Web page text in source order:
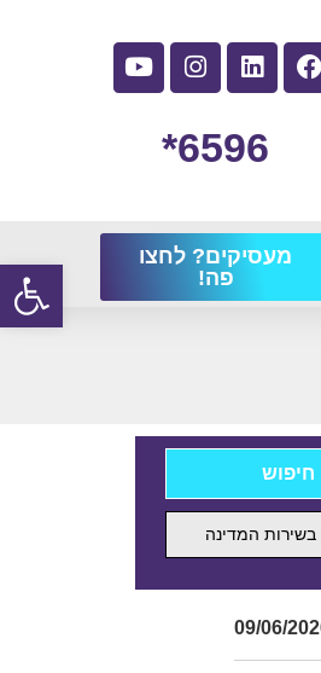
6596*
מעסיקים? לחצו
פה!
המדינה
09/06/